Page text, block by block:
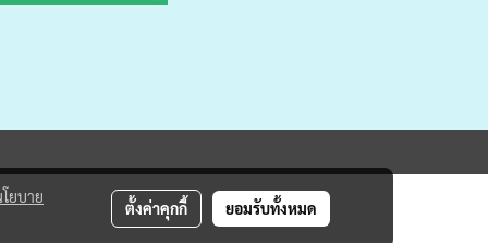
ยบาย
ตั้งค่าคุกกี้ ยอมรับทั้งหมด